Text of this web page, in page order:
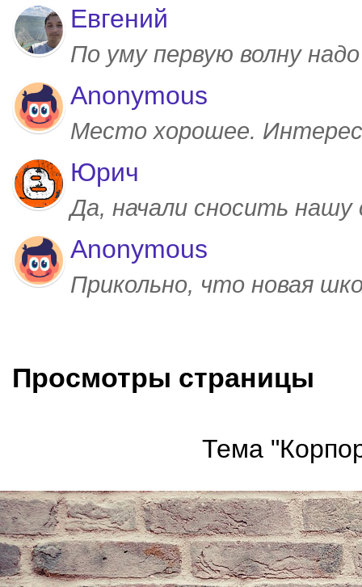
Евгений
По уму первую волну
Anonymous
Место хорошее.
Юрич
Да, начали сносить
Anonymous
Прикольно, что новая
Просмотры страницы
Тема